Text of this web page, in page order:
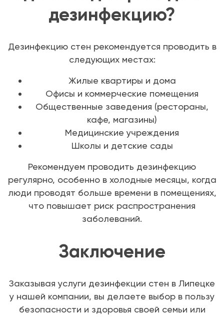
дезинфекцию?
Дезинфекцию стен рекомендуется проводить в
следующих местах:
Жилые квартиры и дома
Офисы и коммерческие помещения
Общественные заведения (рестораны,
кафе, магазины)
Медицинские учреждения
Школы и детские сады
Рекомендуем проводить дезинфекцию
регулярно, особенно в холодные месяцы, когда
люди проводят больше времени в помещениях,
что повышает риск распространения
заболеваний.
Заключение
Заказывая услуги дезинфекции стен в Липецке
у нашей компании, вы делаете выбор в пользу
безопасности и здоровья своей семьи или